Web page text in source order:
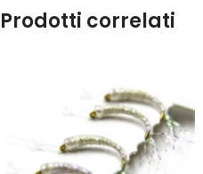
Prodotti correlati